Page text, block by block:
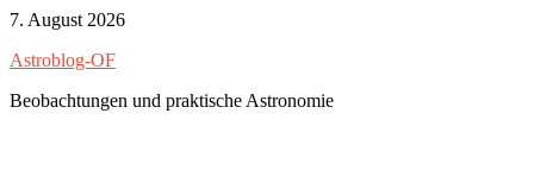
Zum
springen
7. August 2026
Astroblog-OF
Beobachtungen und praktische Astronomie